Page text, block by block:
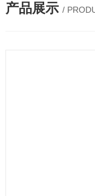
产品展示 /